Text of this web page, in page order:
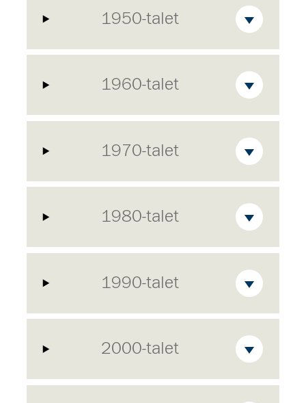
1950-talet
1960-talet
1970-talet
1980-talet
1990-talet
2000-talet